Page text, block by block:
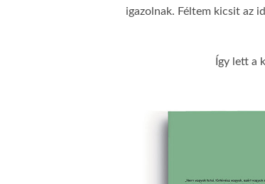
igazolnak. Féltem kicsit az
Így lett a